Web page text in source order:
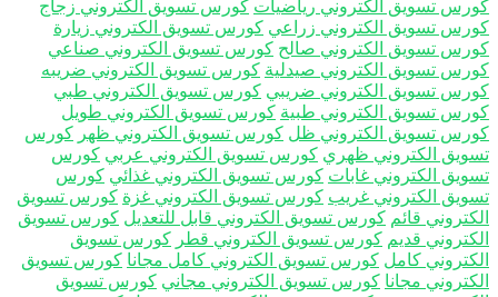
تسويق الكتروني رياضيات كورس تسويق الكتروني زجاج
تسويق الكتروني زراعي
كورس تسويق الكتروني زيارة
تسويق الكتروني صالح كورس تسويق الكتروني صناعي
تسويق الكتروني صيدلية كورس تسويق الكتروني ضريبه
تسويق الكتروني ضريبي كورس تسويق الكتروني طبي
تسويق الكتروني طبية كورس تسويق الكتروني طويل
تسويق الكتروني ظل كورس تسويق الكتروني ظهر كورس
الكتروني ظهري كورس تسويق الكتروني عربي كورس
الكتروني غابات كورس تسويق الكتروني غذائي كورس
الكتروني غريب كورس تسويق الكتروني غزة كورس تسويق
قائم كورس تسويق الكتروني قابل للتعديل كورس تسويق
قديم كورس تسويق الكتروني قطر كورس تسويق
كامل كورس تسويق الكتروني كامل مجانا كورس تسويق
مجانا كورس تسويق الكتروني مجاني كورس تسويق